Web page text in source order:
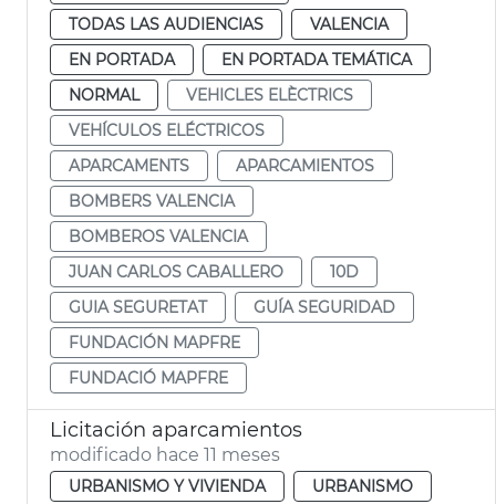
TODAS LAS AUDIENCIAS
VALENCIA
EN PORTADA
EN PORTADA TEMÁTICA
NORMAL
VEHICLES ELÈCTRICS
VEHÍCULOS ELÉCTRICOS
APARCAMENTS
APARCAMIENTOS
BOMBERS VALENCIA
BOMBEROS VALENCIA
JUAN CARLOS CABALLERO
10D
GUIA SEGURETAT
GUÍA SEGURIDAD
FUNDACIÓN MAPFRE
FUNDACIÓ MAPFRE
Licitación aparcamientos
modificado hace 11 meses
URBANISMO Y VIVIENDA URBANISMO